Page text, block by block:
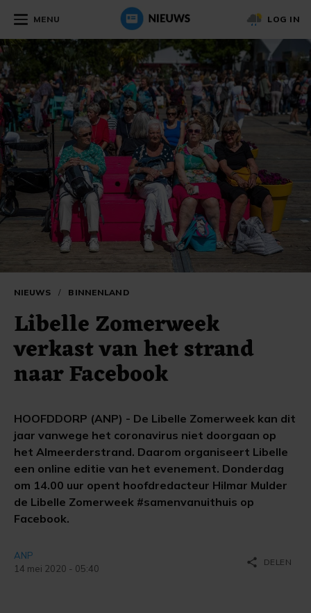
MENU LOG IN
NIEUWS / BINNENLAND
Libelle Zomerweek
verkast van het strand
naar Facebook
HOOFDDORP (ANP) - De Libelle Zomerweek kan dit
jaar vanwege het coronavirus niet doorgaan op
het Almeerderstrand. Daarom organiseert Libelle
een online editie van het evenement. Donderdag
om 14.00 uur opent hoofdredacteur Hilmar Mulder
de Libelle Zomerweek #samenvanuithuis op
Facebook.
ANP
14 mei 2020 - 05:40
share DELEN